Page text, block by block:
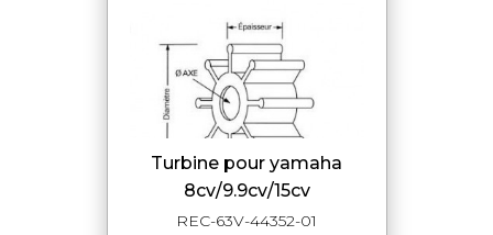
turbine pour yamaha
8cv/9.9cv/15cv
REC-63V-44352-01